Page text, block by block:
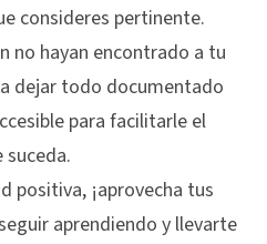
consideres pertinente.
no hayan encontrado a tu
dejar todo documentado
para facilitarle el
suceda.
positiva, ¡aprovecha tus
aprendiendo y llevarte